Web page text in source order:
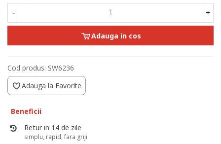
- +
Adauga in cos
Cod produs: SW6236
Adauga la Favorite
Beneficii
Retur in 14 de zile
simplu, rapid, fara griji